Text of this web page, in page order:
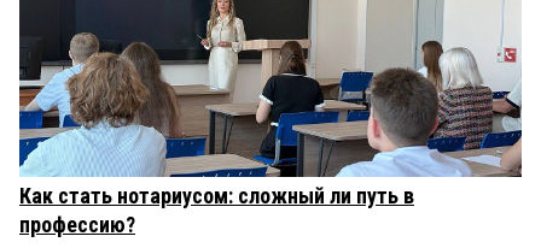
Как стать нотариусом: сложный ли путь в
профессию?